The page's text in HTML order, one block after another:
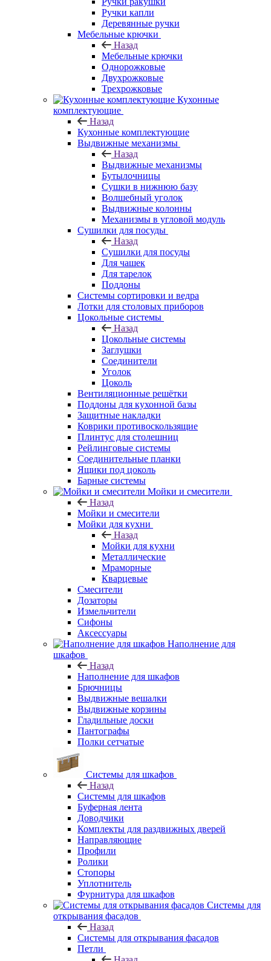
Ручки капли
Деревянные ручки
Мебельные крючки
Назад
Мебельные крючки
Однорожковые
Двухрожковые
Трехрожковые
Кухонные
комплектующие
Назад
Кухонные комплектующие
Выдвижные механизмы
Назад
Выдвижные механизмы
Бутылочницы
Сушки в нижнюю базу
Волшебный уголок
Выдвижные колонны
Механизмы в угловой модуль
Сушилки для посуды
Назад
Сушилки для посуды
Для чашек
Для тарелок
Поддоны
Системы сортировки и ведра
Лотки для столовых приборов
Цокольные системы
Назад
Цокольные системы
Заглушки
Соединители
Уголок
Цоколь
Вентиляционные решётки
Поддоны для кухонной базы
Защитные накладки
Коврики противоскользящие
Плинтус для столешниц
Рейлинговые системы
Соединительные планки
Ящики под цоколь
Барные системы
Мойки и смесители
Назад
Мойки и смесители
Мойки для кухни
Назад
Мойки для кухни
Металлические
Мраморные
Кварцевые
Смесители
Дозаторы
Измельчители
Сифоны
Аксессуары
Наполнение для
шкафов
Назад
Наполнение для шкафов
Брючницы
Выдвижные вешалки
Выдвижные корзины
Гладильные доски
Пантографы
Полки сетчатые
Системы для шкафов
Назад
Системы для шкафов
Буферная лента
Доводчики
Комплекты для раздвижных дверей
Направляющие
Профили
Ролики
Стопоры
Уплотнитель
Фурнитура для шкафов
Системы для
открывания фасадов
Назад
Системы для открывания фасадов
Петли